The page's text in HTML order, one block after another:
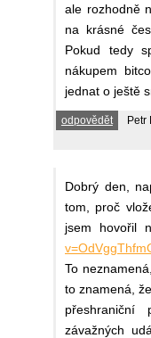
ale rozhodně
na krásné
Pokud tedy
nákupem
jednat o ještě
odpovědět
Petr
Dobrý den,
tom, proč
jsem hovořil
To
to znamená,
přeshraniční
závažných